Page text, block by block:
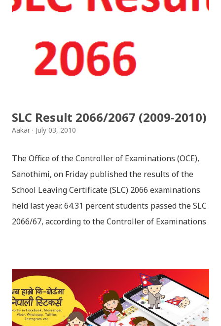
faces...
Download Patriotic Nepali Song: जहाँ छन् बुध्दका आँखा /
Download Patriotic Nepali Song: नेपालले के गर्यो मलाई, भन्न
छोडिदेउ Download: रातो र चन्द्र सुर्य / raato ra chandra
surya (रचनाकार: गोपाल प्रसाद रिमाल, गायक: फत्तेमान, संगीत:
मरेपनि मेरो देश बाँचिराखोस / ma marepan...
SLC Result 2066/2067 (2009-2010)
Aakar July 03, 2010
The Office of the Controller of Examinations (OCE),
Sanothimi, on Friday published the results of the
School Leaving Certificate (SLC) 2066 examinations
held last year. 64.31 percent students passed the SLC
2066/67, according to the Controller of Examinations
Download the file and search your ‘symbol number’.
Congratulations to all, who passed SLC this year. And
if you want to see your results with marks then, you
can follow THT (symbol no. and birth date required).